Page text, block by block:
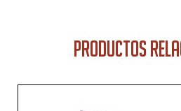
PRODUCTOS